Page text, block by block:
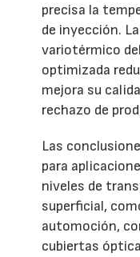
precisa la
de inyección.
variotérmico
optimizada
mejora su
rechazo de
Las
para
niveles de
superficial,
automoción,
cubiertas